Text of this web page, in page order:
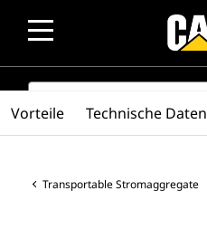
SEARCH
Transportable Stromaggregate
Vorteile Technische Daten